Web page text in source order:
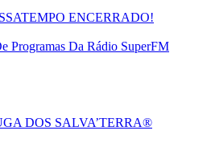
ENCERRADO!
Programas Da Rádio SuperFM
DOS SALVA’TERRA®